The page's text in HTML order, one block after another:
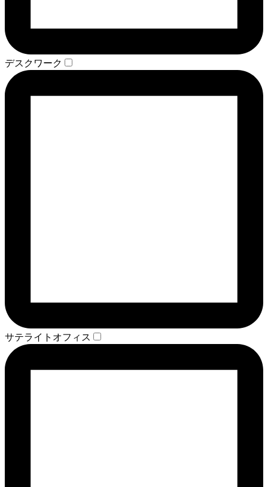
デスクワーク
サテライトオフィス